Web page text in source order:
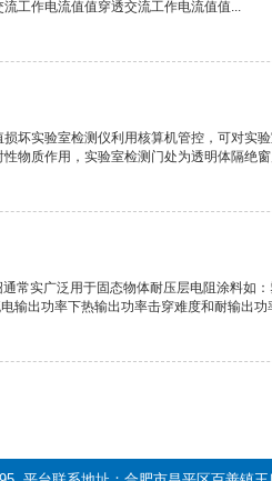
工作电流值值穿透交流工作电流值值...
坏实验室检测仪利用核算机管控，可对实
物质作用，实验室检测门处为透明体隔绝
常实广泛用于固态物体耐压层电阻涂料如
输出功率下热输出功率击穿难度和耐输出